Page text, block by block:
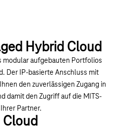
Hybrid Cloud
modular aufgebauten Portfolios
Der IP-basierte Anschluss mit
den zuverlässigen Zugang in
damit den Zugriff auf die MITS-
Partner.
Cloud